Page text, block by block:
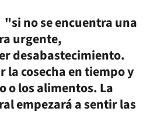
"si no se encuentra una
urgente,
desabastecimiento.
la cosecha en tiempo y
o los alimentos. La
empezará a sentir las